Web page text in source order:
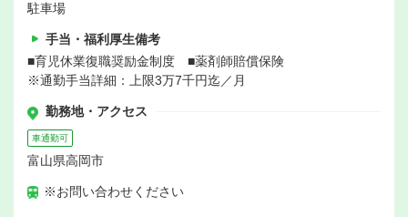
駐車場
手当・福利厚生備考
■育児休業復職奨励金制度 ■薬剤師賠償保険
※通勤手当詳細：上限3万7千円迄／月
勤務地・アクセス
車通勤可
富山県高岡市
※お問い合わせください